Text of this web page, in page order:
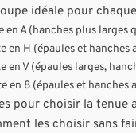
idéale pour
A (hanches plus larges
en H (épaules et hanches
en V (épaules larges,
en 8 (épaules et hanches
pour choisir la tenue
les choisir sans